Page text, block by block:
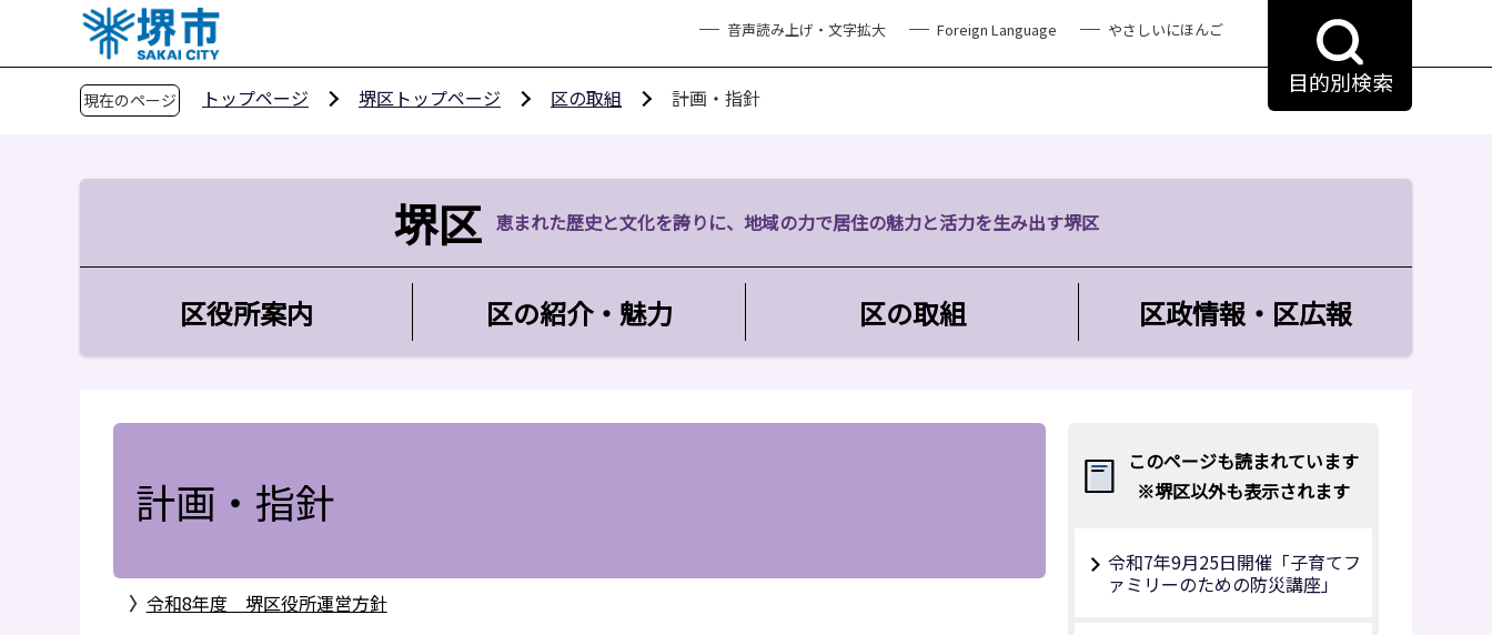
ペ
音声読み上げ・文字拡大 Foreign Language やさしいにほんご
目的別検索
現在のページ トップページ 堺区トップページ 区の取組 計画・指針
堺区 恵まれた歴史と文化を誇りに、地域の力で居住の魅力と活力を生み出す堺区
区役所案内 区の紹介・魅力 区の取組 区政情報・区広報
計画・指針
〉 令和8年度 堺区役所運営方針
このページも読まれています
※堺区以外も表示されます
令和7年9月25日開催「子育てフ
ァミリーのための防災講座」